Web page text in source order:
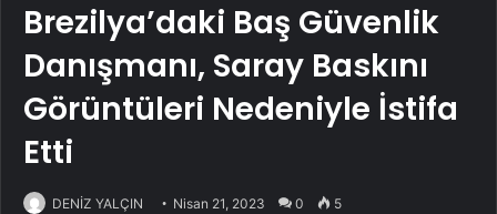
Brezilya’daki Baş Güvenlik
Danışmanı, Saray Baskını
Görüntüleri Nedeniyle İstifa
Etti
DENİZ YALÇIN Nisan 21, 2023 0 5